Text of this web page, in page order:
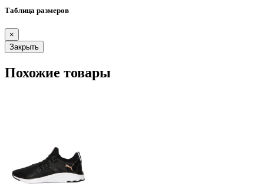
Таблица размеров
×
Закрыть
Похожие товары